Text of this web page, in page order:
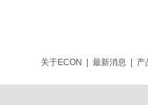
关于ECON 最新消息 产